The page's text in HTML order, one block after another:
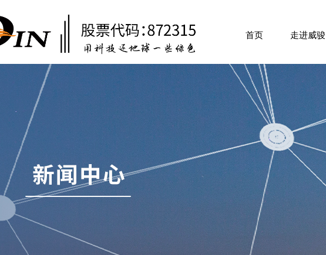
首页 走进威骏